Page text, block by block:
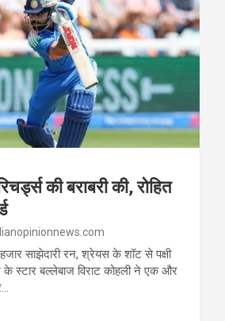
की बराबरी की, रोहित
साझेदारी रन, श्रेयस के शॉट से पक्षी
के स्टार बल्लेबाज विराट कोहली ने एक और